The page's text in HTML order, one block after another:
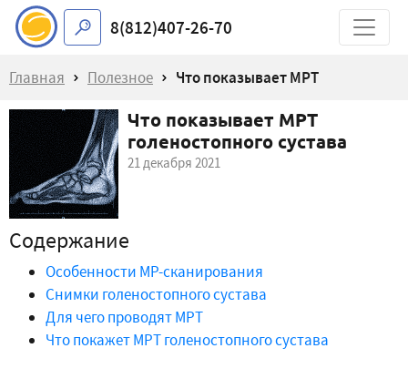
8(812)407-26-70
Главная Полезное Что показывает МРТ
голеностопного сустава
Что показывает МРТ
голеностопного сустава
21 декабря 2021
Содержание
Особенности МР-сканирования
Снимки голеностопного сустава
Для чего проводят МРТ
Что покажет МРТ голеностопного сустава